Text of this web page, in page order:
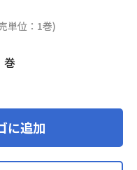
単位：1巻)
巻
に追加